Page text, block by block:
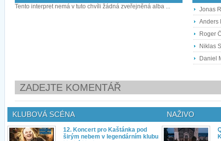
Tento interpret nemá v tuto chvíli žádná zveřejněná alba ...
Jonas
Anders
Roger
Niklas
Daniel
ZADEJTE KOMENTÁŘ
KLUBOVÁ SCÉNA
12. Koncert pro Kaštánka pod
širým nebem v legendárním klubu
NAŽIVO